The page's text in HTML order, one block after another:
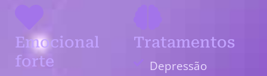
Emocional
forte
Tratamentos
Depressão